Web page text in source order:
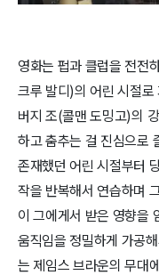
영화는 펍과 클럽을 전전
크루 발디)의 어린 시절
버지 조(콜맨 도밍고)의
하고 춤추는 걸 진심으로
존재했던 어린 시절부터
작을 반복해서 연습하며
이 그에게서 받은 영향을
움직임을 정밀하게 가공
는 제임스 브라운의 무대